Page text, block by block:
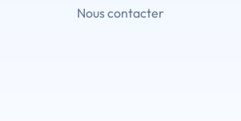
Nous contacter